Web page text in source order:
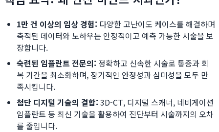
1만 건 이상의 임상 경험: 다양한 고난이도 케이스를 해결하며
축적된 데이터와 노하우는 안정적이고 예측 가능한 시술을 보
장합니다.
숙련된 임플란트 전문의: 정확하고 신속한 시술로 통증과 회
복 기간을 최소화하며, 장기적인 안정성과 심미성을 모두 만
족시킵니다.
첨단 디지털 기술의 결합: 3D-CT, 디지털 스캐너, 네비게이션
임플란트 등 최신 기술을 활용하여 진단부터 시술까지의 오차
를 줄입니다.